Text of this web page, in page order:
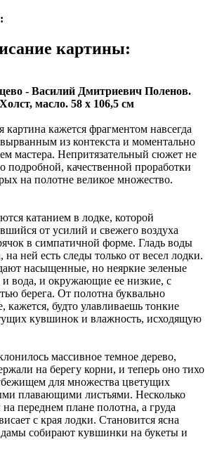
картины:
- Василий Дмитриевич Поленов.
масло. 58 х 106,5 см
картина кажется фрагментом навсегда
из контекста и моментально
мастера. Непритязательный сюжет не
подробной, качественной проработки
на полотне великое множество.
катанием в лодке, которой
от усилий и свежего воздуха
в симпатичной форме. Гладь воды
ней есть следы только от весел лодки.
насыщенные, но неяркие зеленые
и вода, и окружающие ее низкие, с
берега. От полотна буквально
кажется, будто улавливаешь тонкие
кувшинок и влажность, исходящую
массивное темное дерево,
на берегу корни, и теперь оно тихо
для множества цветущих
плавающими листьями. Несколько
переднем плане полотна, а груда
с края лодки. Становится ясна
собирают кувшинки на букеты и